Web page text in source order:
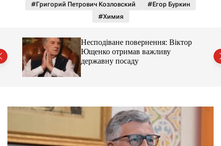
к
о
е
ж
и
м
у
#Григорий Петрович Козловский
#Егор Буркин
#Химия
Несподіване повернення: Віктор
Ющенко отримав важливу
державну посаду